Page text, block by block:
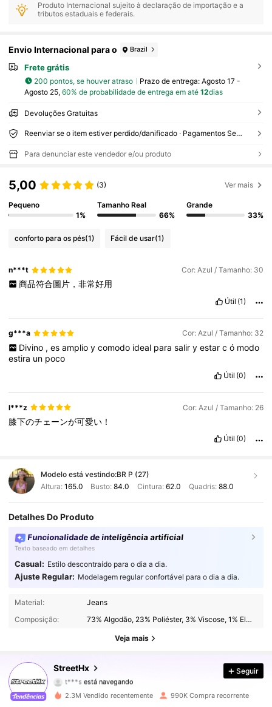
Produto Internacional sujeito à declaração de importação e a
tributos estaduais e federais.
Envio Internacional para o Brazil
Frete grátis
200 pontos, se houver atraso Prazo de entrega: Agosto 17 -
Agosto 25, 60% de probabilidade de entrega em até 12dias
Devoluções Gratuitas
Reenviar se o item estiver perdido/danificado · Pagamentos Seguros · Proteção de privacidade
Para denunciar este vendedor e/ou produto
5,00 (3) Ver mais
Pequeno
1%
Tamanho Real
66%
Grande
33%
conforto para os pés(1) Fácil de usar(1)
n***t Cor: Azul / Tamanho: 30
商品符合圖片，非常好用
Útil (1)
g***a Cor: Azul / Tamanho: 32
Divino , es amplio y comodo ideal para salir y estar c ó modo
estira un poco
Útil (0)
l***z Cor: Azul / Tamanho: 26
膝下のチェーンが可愛い！
Útil (0)
Modelo está vestindo:BR P (27)
Altura: 165.0 Busto:84.0 Cintura: 62.0 Quadris: 88.0
Detalhes Do Produto
Funcionalidade de inteligência artificial
Texto baseado em detalhes
Casual: Estilo descontraído para o dia a dia.
Ajuste Regular: Modelagem regular confortável para o dia a dia.
Material:
Jeans
Composição:
73% Algodão, 23% Poliéster, 3% Viscose, 1% Elastano
Veja mais
StreetHx
521K Seguidores
521K Seguidores
4,83
t***s está navegando
4,83
Seguir
2.3M Vendido recentemente 990K Compra recorrente